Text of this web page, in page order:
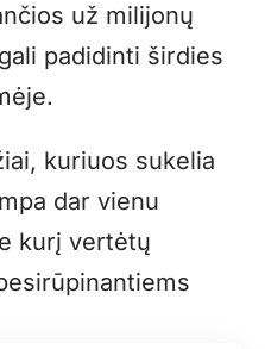
už milijonų
padidinti širdies
kuriuos sukelia
dar vienu
kurį vertėtų